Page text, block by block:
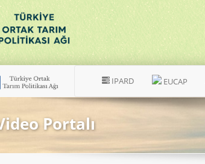
IPARD EUCAP
Portalı